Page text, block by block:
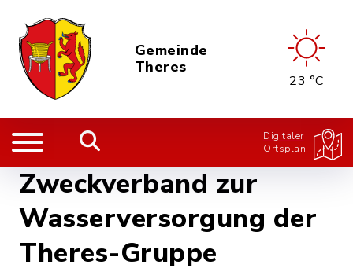
Gemeinde
Theres
23 °C
Digitaler
Ortsplan
Zweckverband zur
Wasserversorgung der
Theres-Gruppe